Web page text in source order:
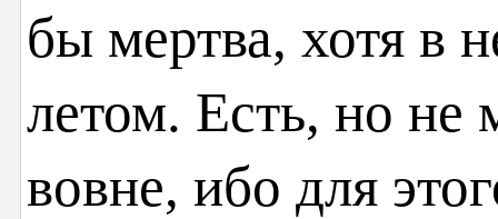
бы мертва, хотя в
летом. Есть, но не
вовне, ибо для